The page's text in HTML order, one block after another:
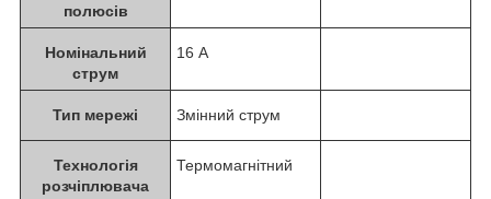
полюсів
Номінальний
струм
16 А
Тип мережі Змінний струм
Технологія
розчіплювача
Термомагнітний